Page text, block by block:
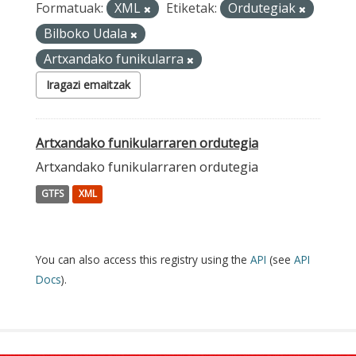
Formatuak: XML Etiketak:
Ordutegiak
Bilboko Udala
Artxandako funikularra
Iragazi emaitzak
Artxandako funikularraren ordutegia
Artxandako funikularraren ordutegia
GTFS XML
You can also access this registry using the API (see API
Docs).